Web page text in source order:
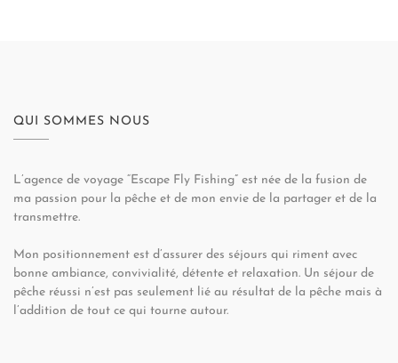
QUI SOMMES NOUS
L’agence de voyage “Escape Fly Fishing” est née de la fusion de
ma passion pour la pêche et de mon envie de la partager et de la
transmettre.
Mon positionnement est d’assurer des séjours qui riment avec
bonne ambiance, convivialité, détente et relaxation. Un séjour de
pêche réussi n’est pas seulement lié au résultat de la pêche mais à
l’addition de tout ce qui tourne autour.